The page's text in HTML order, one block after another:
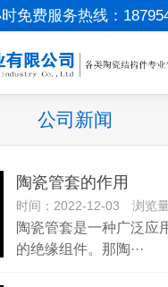
免费服务热线：
公司新闻
陶瓷管套的作用
时间：2022-12-03 浏览
陶瓷管套是一种广泛应
的绝缘组件。那陶···